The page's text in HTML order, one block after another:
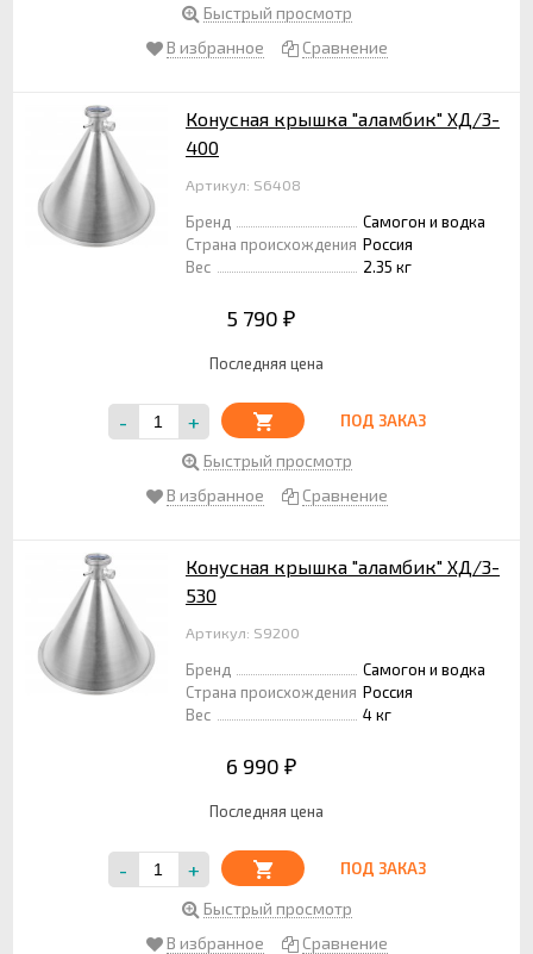
Быстрый просмотр
В избранное
Сравнение
Конусная крышка "аламбик" ХД/3-
400
Артикул: S6408
Бренд
Самогон и водка
Страна происхождения Россия
Вес
2.35 кг
5 790 ₽
Последняя цена
- + ПОД ЗАКАЗ
Быстрый просмотр
В избранное
Сравнение
Конусная крышка "аламбик" ХД/3-
530
Артикул: S9200
Бренд
Самогон и водка
Страна происхождения Россия
Вес
4 кг
6 990 ₽
Последняя цена
- + ПОД ЗАКАЗ
Быстрый просмотр
В избранное
Сравнение